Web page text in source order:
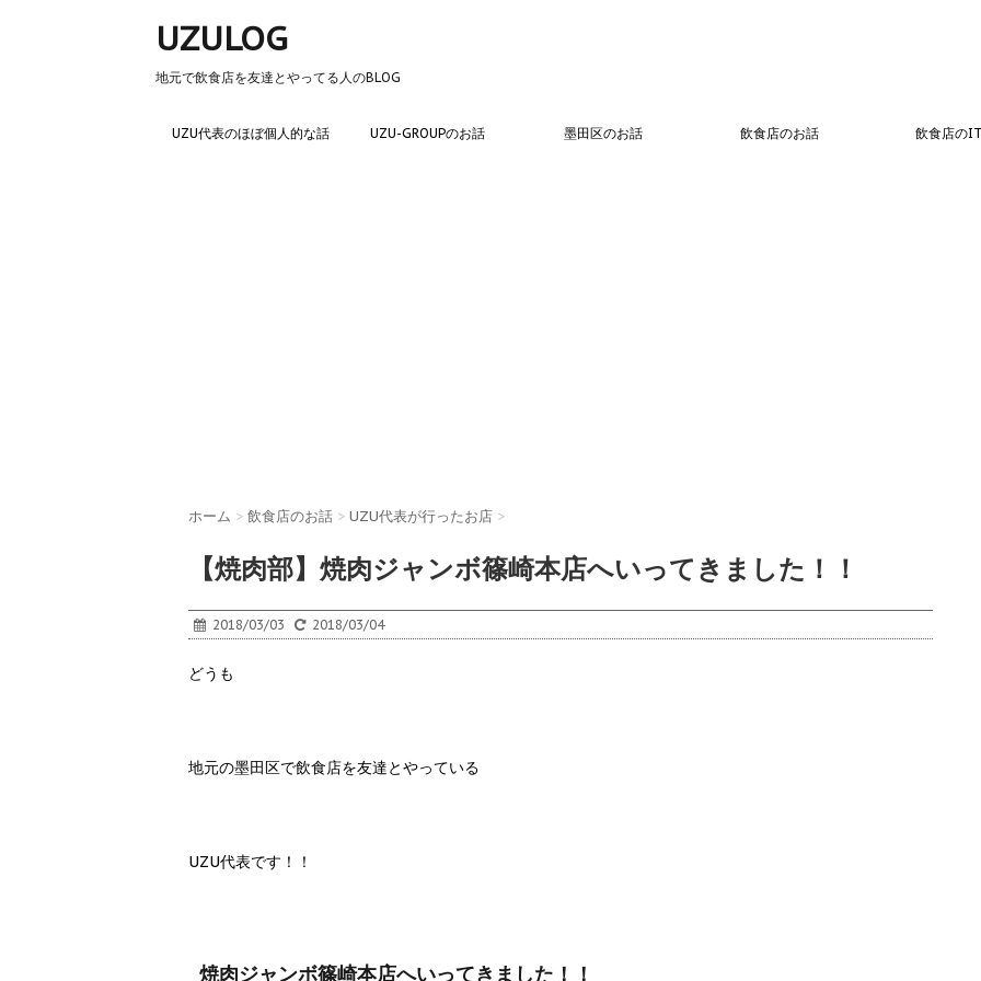
UZULOG
地元で飲食店を友達とやってる人のBLOG
UZU代表のほぼ個人的な話 UZU-GROUPのお話 墨田区のお話 飲食店のお話 飲食店の
ホーム > 飲食店のお話 > UZU代表が行ったお店 >
【焼肉部】焼肉ジャンボ篠崎本店へいってきました！！
2018/03/03 2018/03/04
どうも
地元の墨田区で飲食店を友達とやっている
UZU代表です！！
焼肉ジャンボ篠崎本店へいってきました！！